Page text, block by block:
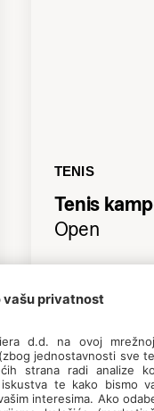
TENIS
Tenis kamp
Open
6-14 godina
Početnička